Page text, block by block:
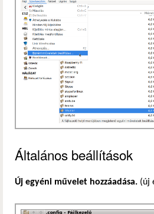
Általános beállítások
Új egyéni művelet hozzáadása. (új